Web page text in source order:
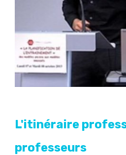
L'itinéraire
professeurs